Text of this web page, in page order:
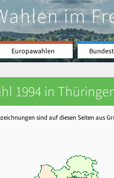
im
Europawahlen
1994 in
sind auf diesen Seiten aus